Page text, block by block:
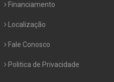
Financiamento
Localização
Fale Conosco
Politica de Privacidade